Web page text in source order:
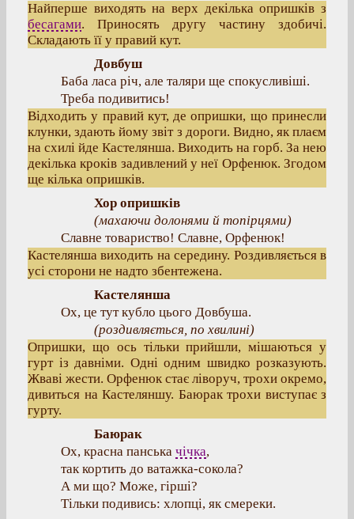
Найперше виходять на верх декілька опришків з
бесагами. Приносять другу частину здобичі.
Складають її у правий кут.
Довбуш
Баба ласа річ, але таляри ще спокусливіші.
Треба подивитись!
Відходить у правий кут, де опришки, що принесли
клунки, здають йому звіт з дороги. Видно, як плаєм
на схилі йде Кастелянша. Виходить на горб. За нею
декілька кроків задивлений у неї Орфенюк. Згодом
ще кілька опришків.
Хор опришків
(махаючи долонями й топірцями)
Славне товариство! Славне, Орфенюк!
Кастелянша виходить на середину. Роздивляється в
усі сторони не надто збентежена.
Кастелянша
Ох, це тут кубло цього Довбуша.
(роздивляється, по хвилині)
Опришки, що ось тільки прийшли, мішаються у
гурт із давніми. Одні одним швидко розказують.
Жваві жести. Орфенюк стає ліворуч, трохи окремо,
дивиться на Кастеляншу. Баюрак трохи виступає з
гурту.
Баюрак
Ох, красна панська чічка,
так кортить до ватажка-сокола?
А ми що? Може, гірші?
Тільки подивись: хлопці, як смереки.